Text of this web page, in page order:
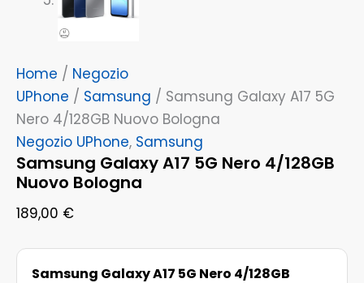
Home / Negozio
UPhone / Samsung / Samsung Galaxy A17 5G
Nero 4/128GB Nuovo Bologna
Negozio UPhone, Samsung
Samsung Galaxy A17 5G Nero 4/128GB
Nuovo Bologna
189,00 €
Samsung Galaxy A17 5G Nero 4/128GB